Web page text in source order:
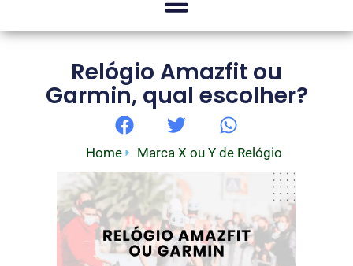
Relógio Amazfit ou
Garmin, qual escolher?
Home Marca X ou Y de Relógio